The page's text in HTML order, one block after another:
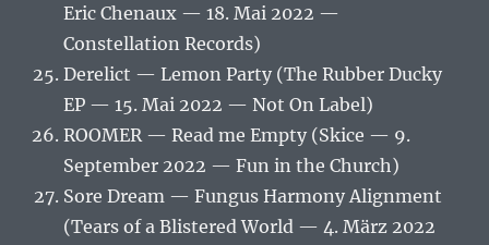
Eric Chenaux — 18. Mai 2022 —
Constellation Records)
Derelict — Lemon Party (The Rubber Ducky
EP — 15. Mai 2022 — Not On Label)
ROOMER — Read me Empty (Skice — 9.
September 2022 — Fun in the Church)
Sore Dream — Fungus Harmony Alignment
(Tears of a Blistered World — 4. März 2022